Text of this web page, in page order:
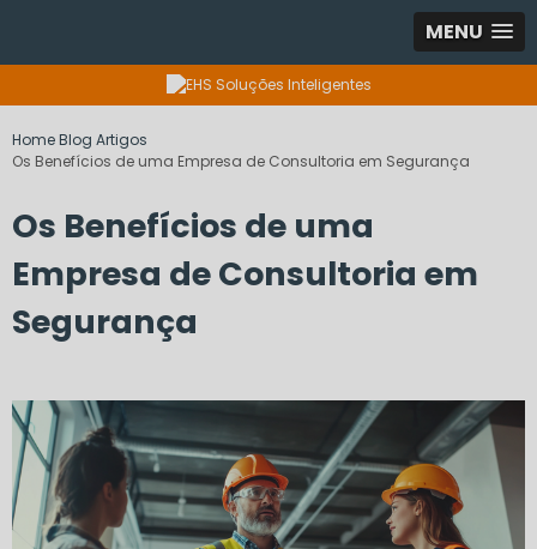
MENU
HomeBlog Artigos
Os Benefícios de uma Empresa de Consultoria em Segurança
Os Benefícios de uma
Empresa de Consultoria em
Segurança